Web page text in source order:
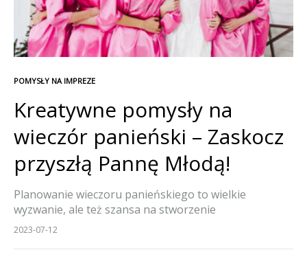
POMYSŁY NA IMPREZE
Kreatywne pomysły na
wieczór panieński – Zaskocz
przyszłą Pannę Młodą!
Planowanie wieczoru panieńskiego to wielkie
wyzwanie, ale też szansa na stworzenie
niezapomnianych wspomnień. Przygotowaliśmy dla
2023-07-12